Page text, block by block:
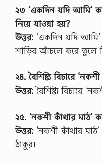
২৩ ‘একদিন যদি আমি’
নিয়ে যাওয়া হয়?
উত্তর: ‘একদিন যদি
শাড়ির আঁচলে করে তুলে
২৪. বৈশিষ্ট্য বিচারে
উত্তর:বৈশিষ্ট্য বিচারে
২৫. ‘নকশী কাঁথার মাঠ’
উত্তর: ‘নকশী কাঁথার মাঠ’
ঠাকুর।